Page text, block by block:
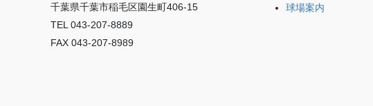
千葉県千葉市稲毛区園生町406-15
TEL 043-207-8889
FAX 043-207-8989
球場案内